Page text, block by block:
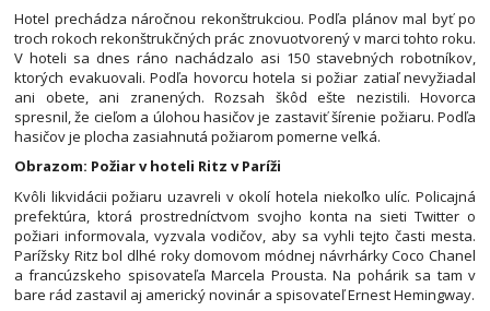
Hotel prechádza náročnou rekonštrukciou. Podľa plánov mal byť po
troch rokoch rekonštrukčných prác znovuotvorený v marci tohto roku.
V hoteli sa dnes ráno nachádzalo asi 150 stavebných robotníkov,
ktorých evakuovali. Podľa hovorcu hotela si požiar zatiaľ nevyžiadal
ani obete, ani zranených. Rozsah škôd ešte nezistili. Hovorca
spresnil, že cieľom a úlohou hasičov je zastaviť šírenie požiaru. Podľa
hasičov je plocha zasiahnutá požiarom pomerne veľká.
Obrazom: Požiar v hoteli Ritz v Paríži
Kvôli likvidácii požiaru uzavreli v okolí hotela niekoľko ulíc. Policajná
prefektúra, ktorá prostredníctvom svojho konta na sieti Twitter o
požiari informovala, vyzvala vodičov, aby sa vyhli tejto časti mesta.
Parížsky Ritz bol dlhé roky domovom módnej návrhárky Coco Chanel
a francúzskeho spisovateľa Marcela Prousta. Na pohárik sa tam v
bare rád zastavil aj americký novinár a spisovateľ Ernest Hemingway.